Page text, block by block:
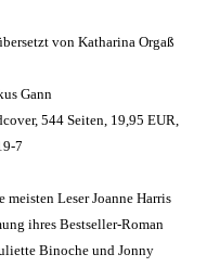
von Katharina Orgaß
Gann
544 Seiten, 19,95 EUR,
7
Leser Joanne Harris
ihres Bestseller-Roman
Binoche und Jonny